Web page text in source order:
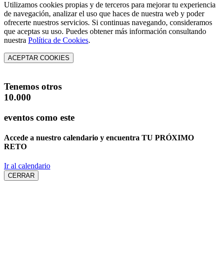
Utilizamos cookies propias y de terceros para mejorar tu experiencia
de navegación, analizar el uso que haces de nuestra web y poder
ofrecerte nuestros servicios. Si continuas navegando, consideramos
que aceptas su uso. Puedes obtener más información consultando
nuestra Política de Cookies.
ACEPTAR COOKIES
Tenemos otros
10.000
eventos como este
Accede a nuestro calendario y encuentra TU PRÓXIMO
RETO
Ir al calendario
CERRAR